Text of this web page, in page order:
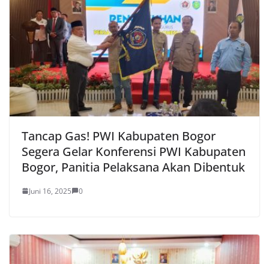
Tancap Gas! PWI Kabupaten Bogor
Segera Gelar Konferensi PWI Kabupaten
Bogor, Panitia Pelaksana Akan Dibentuk
Juni 16, 2025 0